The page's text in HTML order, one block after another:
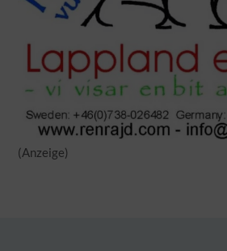
(Anzeige)